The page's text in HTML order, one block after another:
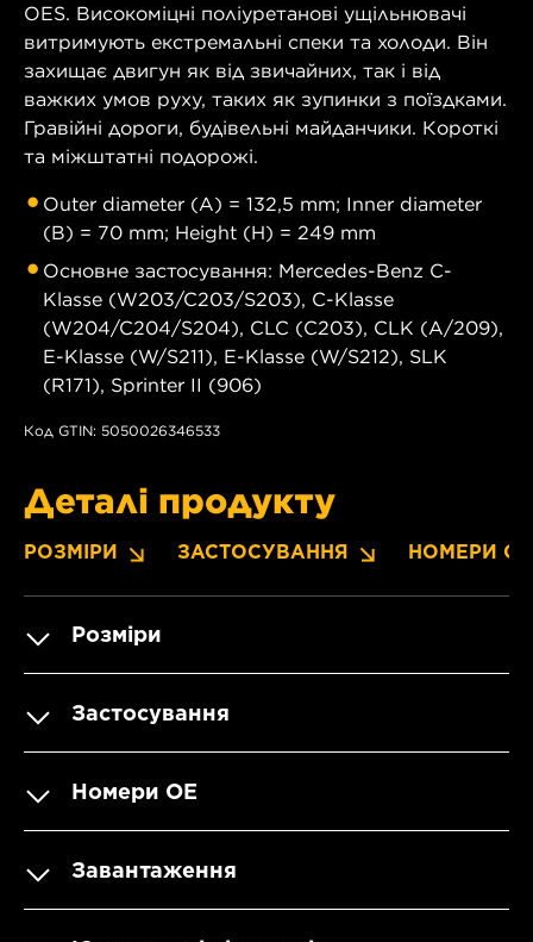
OES. Високоміцні поліуретанові ущільнювачі
витримують екстремальні спеки та холоди. Він
захищає двигун як від звичайних, так і від
важких умов руху, таких як зупинки з поїздками.
Гравійні дороги, будівельні майданчики. Короткі
та міжштатні подорожі.
Outer diameter (A) = 132,5 mm; Inner diameter
(B) = 70 mm; Height (H) = 249 mm
Основне застосування: Mercedes-Benz C-
Klasse (W203/C203/S203), C-Klasse
(W204/C204/S204), CLC (C203), CLK (A/209),
E-Klasse (W/S211), E-Klasse (W/S212), SLK
(R171), Sprinter II (906)
Код GTIN: 5050026346533
Деталі продукту
РОЗМІРИ ЗАСТОСУВАННЯ НОМЕРИ OE
Розміри
Застосування
Номери OE
Завантаження